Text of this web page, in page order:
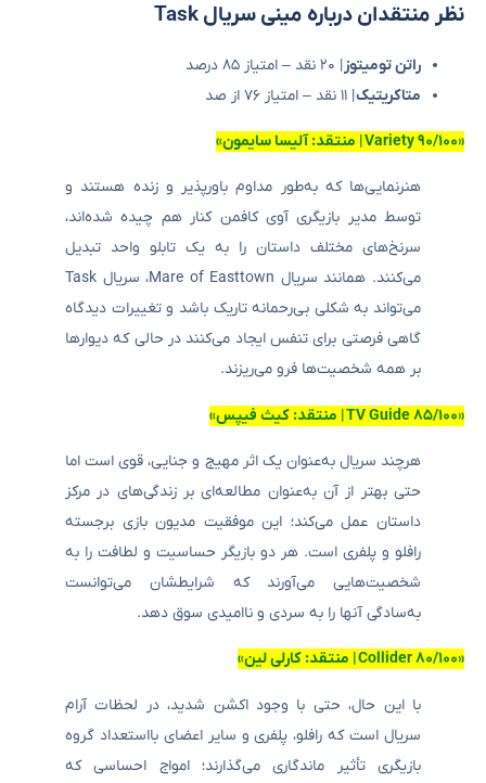
نظر منتقدان درباره مینی سریال Task
راتن تومیتوز| ۲۰ نقد – امتیاز ۸۵ درصد
متاکریتیک| ۱۱ نقد – امتیاز ۷۶ از صد
«۹۰/۱۰۰ Variety | منتقد: آلیسا سایمون»
هنرنمایی‌ها که به‌طور مداوم باورپذیر و زنده هستند و
توسط مدیر بازیگری آوی کافمن کنار هم چیده شده‌اند،
سرنخ‌های مختلف داستان را به یک تابلو واحد تبدیل
می‌کنند. همانند سریال Mare of Easttown، سریال Task
می‌تواند به شکلی بی‌رحمانه تاریک باشد و تغییرات دیدگاه
گاهی فرصتی برای تنفس ایجاد می‌کنند در حالی که دیوارها
بر همه شخصیت‌ها فرو می‌ریزند.
«۸۵/۱۰۰ TV Guide | منتقد: کیث فیپس»
هرچند سریال به‌عنوان یک اثر مهیج و جنایی، قوی است اما
حتی بهتر از آن به‌عنوان مطالعه‌ای بر زندگی‌های در مرکز
داستان عمل می‌کند؛ این موفقیت مدیون بازی برجسته
رافلو و پلفری است. هر دو بازیگر حساسیت و لطافت را به
شخصیت‌هایی می‌آورند که شرایطشان می‌توانست
به‌سادگی آنها را به سردی و ناامیدی سوق دهد.
«۸۰/۱۰۰ Collider | منتقد: کارلی لین»
با این حال، حتی با وجود اکشن شدید، در لحظات آرام
سریال است که رافلو، پلفری و سایر اعضای بااستعداد گروه
بازیگری تأثیر ماندگاری می‌گذارند؛ امواج احساسی که